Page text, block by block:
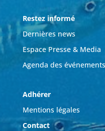
Restez informé
Dernières news
Espace Presse & Media
Agenda des événements
Adhérer
Mentions légales
Contact